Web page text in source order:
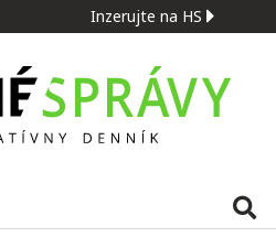
Inzerujte na HS